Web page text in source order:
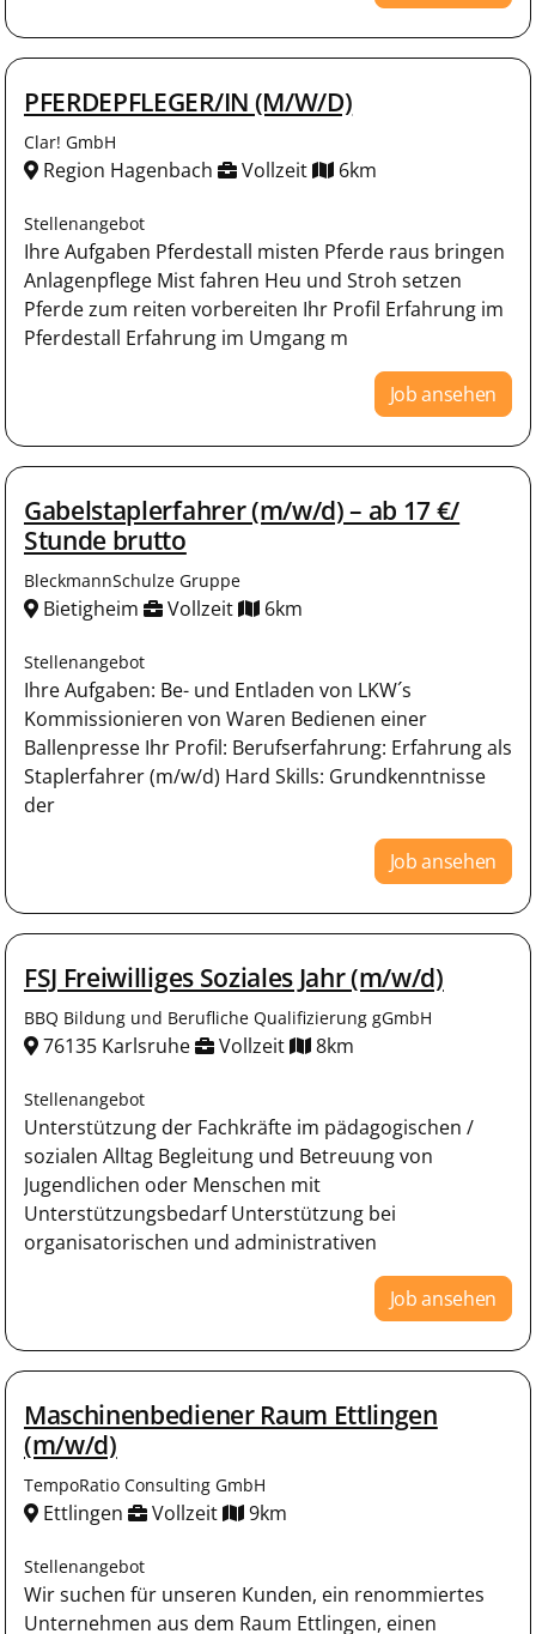
PFERDEPFLEGER/IN (M/W/D)
Clar! GmbH
Region Hagenbach Vollzeit 6km
Stellenangebot
Ihre Aufgaben Pferdestall misten Pferde raus bringen
Anlagenpflege Mist fahren Heu und Stroh setzen
Pferde zum reiten vorbereiten Ihr Profil Erfahrung im
Pferdestall Erfahrung im Umgang m
Job ansehen
Gabelstaplerfahrer (m/w/d) – ab 17 €/
Stunde brutto
BleckmannSchulze Gruppe
Bietigheim Vollzeit 6km
Stellenangebot
Ihre Aufgaben: Be- und Entladen von LKW´s
Kommissionieren von Waren Bedienen einer
Ballenpresse Ihr Profil: Berufserfahrung: Erfahrung als
Staplerfahrer (m/w/d) Hard Skills: Grundkenntnisse
der
Job ansehen
FSJ Freiwilliges Soziales Jahr (m/w/d)
BBQ Bildung und Berufliche Qualifizierung gGmbH
76135 Karlsruhe Vollzeit 8km
Stellenangebot
Unterstützung der Fachkräfte im pädagogischen /
sozialen Alltag Begleitung und Betreuung von
Jugendlichen oder Menschen mit
Unterstützungsbedarf Unterstützung bei
organisatorischen und administrativen
Job ansehen
Maschinenbediener Raum Ettlingen
(m/w/d)
TempoRatio Consulting GmbH
Ettlingen Vollzeit 9km
Stellenangebot
Wir suchen für unseren Kunden, ein renommiertes
Unternehmen aus dem Raum Ettlingen, einen